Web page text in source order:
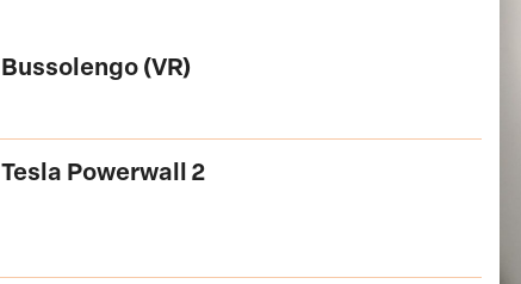
Bussolengo (VR)
Tesla Powerwall 2